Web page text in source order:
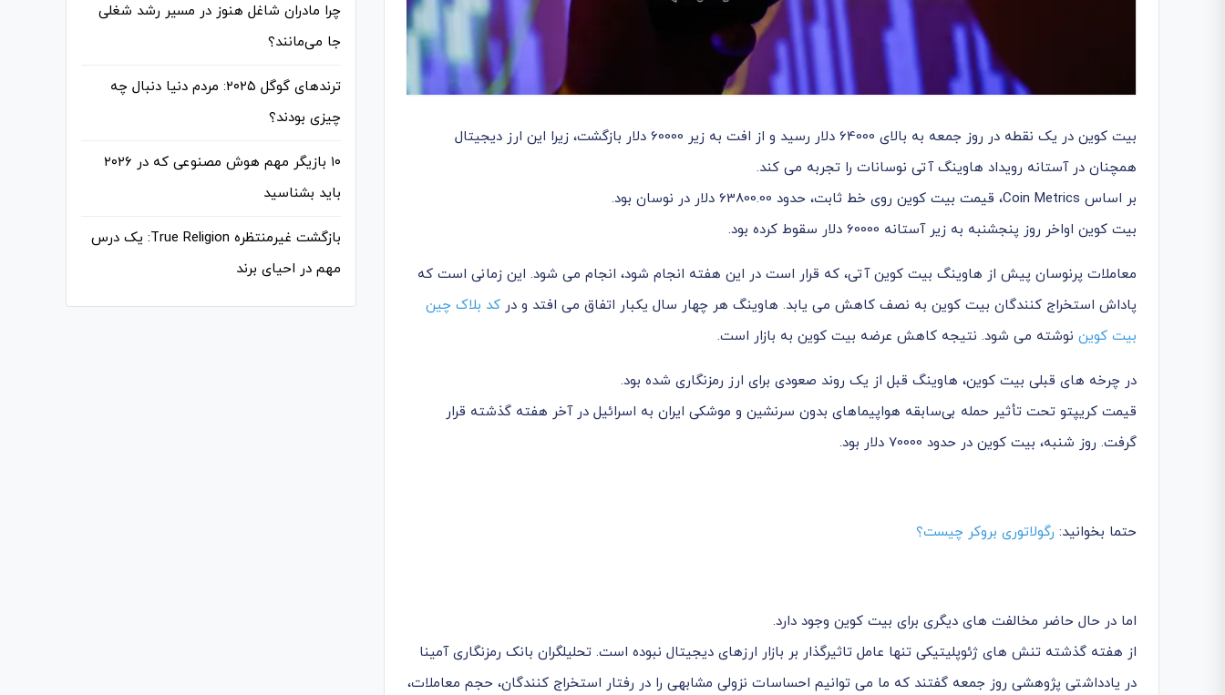
بیت کوین در یک نقطه در روز جمعه به بالای 64000 دلار رسید و از افت به زیر 60000 دلار بازگشت، زیرا این ارز دیجیتال
همچنان در آستانه رویداد هاوینگ آتی نوسانات را تجربه می کند.
بر اساس Coin Metrics، قیمت بیت کوین روی خط ثابت، حدود 63800.00 دلار در نوسان بود.
بیت کوین اواخر روز پنجشنبه به زیر آستانه 60000 دلار سقوط کرده بود.
معاملات پرنوسان پیش از هاوینگ بیت کوین آتی، که قرار است در این هفته انجام شود، انجام می شود. این زمانی است که
پاداش استخراج کنندگان بیت کوین به نصف کاهش می یابد. هاوینگ هر چهار سال یکبار اتفاق می افتد و در کد بلاک چین
بیت کوین نوشته می شود. نتیجه کاهش عرضه بیت کوین به بازار است.
در چرخه های قبلی بیت کوین، هاوینگ قبل از یک روند صعودی برای ارز رمزنگاری شده بود.
قیمت کریپتو تحت تأثیر حمله بی‌سابقه هواپیماهای بدون سرنشین و موشکی ایران به اسرائیل در آخر هفته گذشته قرار
گرفت. روز شنبه، بیت کوین در حدود 70000 دلار بود.
حتما بخوانید: رگولاتوری بروکر چیست؟
اما در حال حاضر مخالفت های دیگری برای بیت کوین وجود دارد.
از هفته گذشته تنش های ژئوپلیتیکی تنها عامل تاثیرگذار بر بازار ارزهای دیجیتال نبوده است. تحلیلگران بانک رمزنگاری آمینا
در یادداشتی پژوهشی روز جمعه گفتند که ما می توانیم احساسات نزولی مشابهی را در رفتار استخراج کنندگان، حجم معاملات،
چرا مادران شاغل هنوز در مسیر رشد شغلی
جا می‌مانند؟
ترندهای گوگل ۲۰۲۵: مردم دنیا دنبال چه
چیزی بودند؟
۱۰ بازیگر مهم هوش مصنوعی که در ۲۰۲۶
باید بشناسید
بازگشت غیرمنتظره True Religion: یک درس
مهم در احیای برند